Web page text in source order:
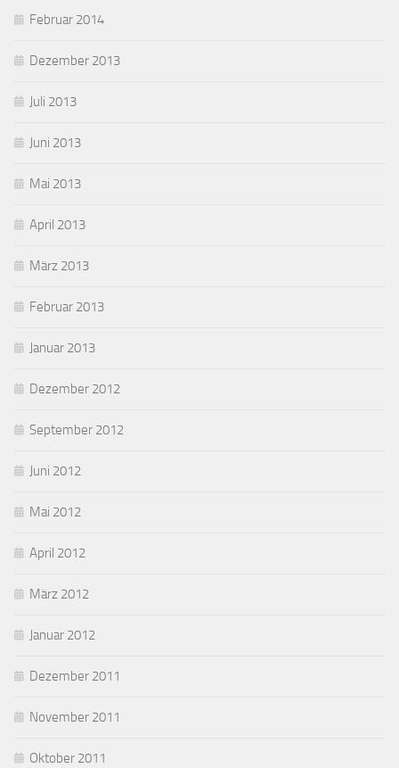
Februar 2014
Dezember 2013
Juli 2013
Juni 2013
Mai 2013
April 2013
März 2013
Februar 2013
Januar 2013
Dezember 2012
September 2012
Juni 2012
Mai 2012
April 2012
März 2012
Januar 2012
Dezember 2011
November 2011
Oktober 2011